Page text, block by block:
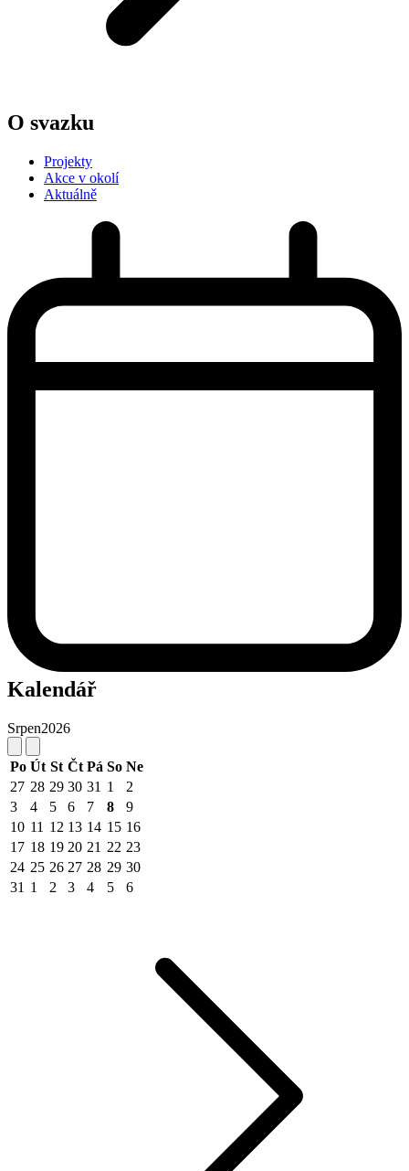
O svazku
Projekty
Akce v okolí
Aktuálně
Kalendář
Srpen2026
Po Út St Čt Pá So Ne
27 28 29 30 31 1
2
3
4 5 6 7 8
9
10 11 12 13 14 15 16
17 18 19 20 21 22 23
24 25 26 27 28 29 30
31 1 2 3 4 5 6